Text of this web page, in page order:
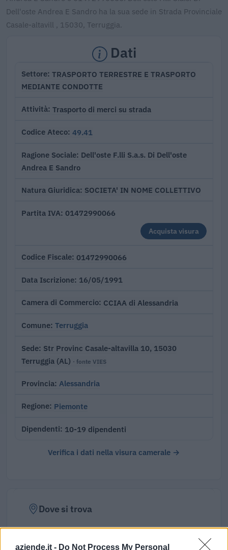
aziende.it - Do Not Process My Personal
Dell'oste Andrea E Sandro ha la sua sede in Strada Provinciale
Casale-altavill , 15030, Terruggia.
Dati
Settore TRASPORTO TERRESTRE E TRASPORTO
MEDIANTE CONDOTTE
Attività Trasporto di merci su strada
Codice Ateco 49.41
Ragione Sociale Dell'oste F.lli S.a.s. Di Dell'oste
Andrea E Sandro
Natura Giuridica SOCIETA' IN NOME COLLETTIVO
Partita IVA 01472990066
Acquista visura
Codice Fiscale 01472990066
Data Iscrizione 16/05/1991
Camera di Commercio CCIAA di Alessandria
Comune Terruggia
Sede Str Provinc Casale-altavilla 10, 15030
Terruggia (AL) · fonte VIES
Provincia Alessandria
Regione Piemonte
Dipendenti 10-19 dipendenti
Verifica i dati nella visura camerale →
Dove si trova
Indirizzo:Strada Provinciale Casale-altavill , 15030